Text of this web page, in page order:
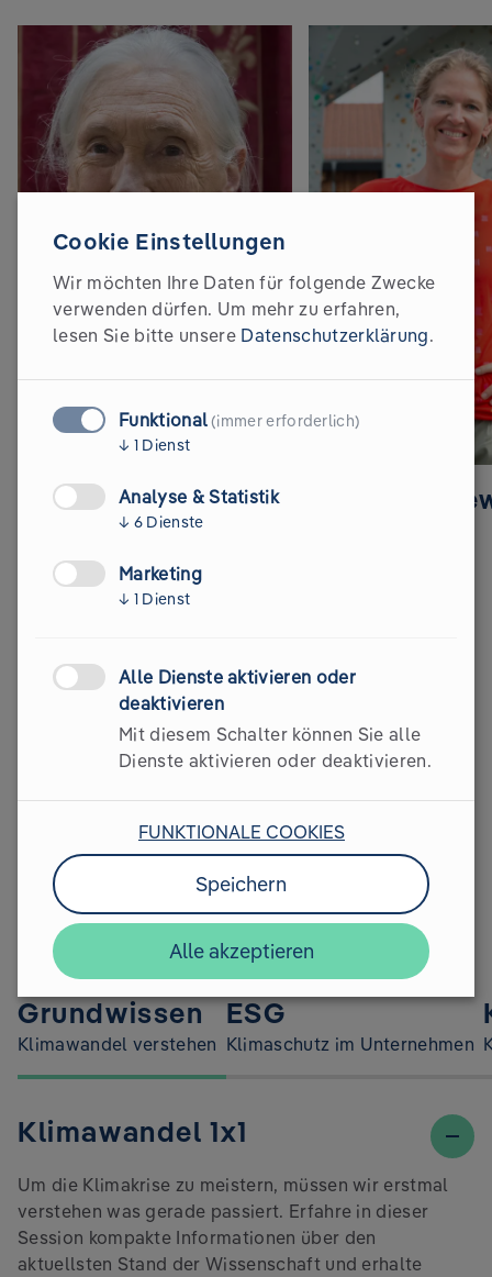
Jane Goodall
Primatologin
Antje von
Inhalte der Climate Hours
Grundwissen
Klimawandel verstehen
ESG
Klimaschutz im Unternehmen
Klimawandel 1x1
Um die Klimakrise zu meistern, müssen wir erstmal
verstehen was gerade passiert. Erfahre in dieser
Session kompakte Informationen über den
aktuellsten Stand der Wissenschaft und erhalte
Cookie Einstellungen
Wir möchten Ihre Daten für folgende Zwecke
verwenden dürfen. Um mehr zu erfahren,
lesen Sie bitte unsere Datenschutzerklärung.
Funktional(immer erforderlich)
↓ 1 Dienst
Analyse & Statistik
↓ 6 Dienste
Marketing
↓ 1 Dienst
Alle Dienste aktivieren oder
deaktivieren
Mit diesem Schalter können Sie alle
Dienste aktivieren oder deaktivieren.
FUNKTIONALE COOKIES
Speichern
Alle akzeptieren